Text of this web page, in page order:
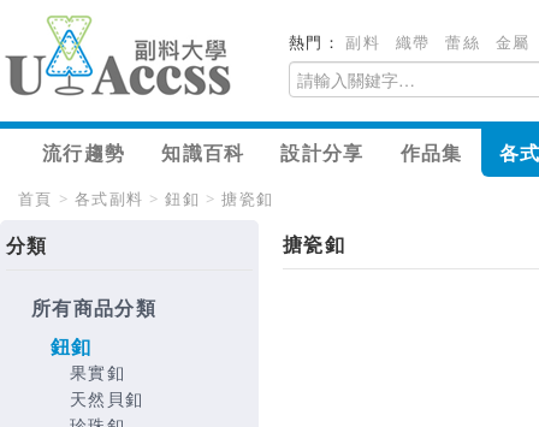
熱門：副料 織帶 蕾絲 金屬
流行趨勢 知識百科 設計分享 作品集 各
首頁 > 各式副料 > 鈕釦 > 搪瓷釦
分類
所有商品分類
鈕釦
果實釦
天然貝釦
搪瓷釦